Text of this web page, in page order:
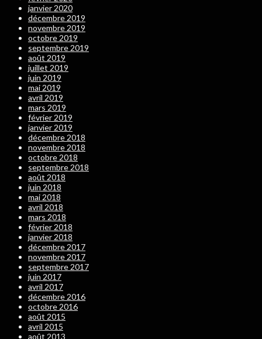
janvier 2020
décembre 2019
novembre 2019
octobre 2019
septembre 2019
août 2019
juillet 2019
juin 2019
mai 2019
avril 2019
mars 2019
février 2019
janvier 2019
décembre 2018
novembre 2018
octobre 2018
septembre 2018
août 2018
juin 2018
mai 2018
avril 2018
mars 2018
février 2018
janvier 2018
décembre 2017
novembre 2017
septembre 2017
juin 2017
avril 2017
décembre 2016
octobre 2016
août 2015
avril 2015
août 2013